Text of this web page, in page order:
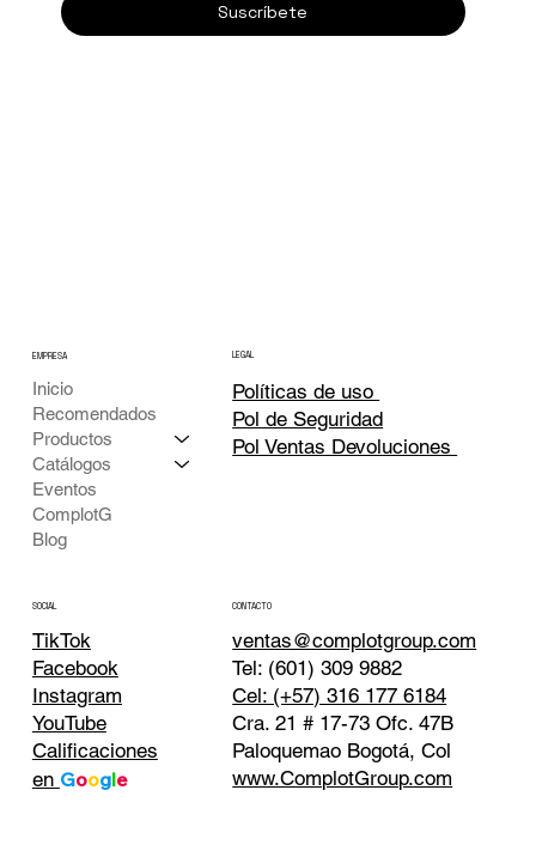
Suscríbete
EMPRESA
Inicio
Recomendados
Productos
Catálogos
Eventos
ComplotG
Blog
LEGAL
Políticas de uso
Pol de Seguridad
Pol Ventas Devoluciones
SOCIAL
TikTok
Facebook
Instagram
YouTube
Calificaciones
en Google
CONTACTO
ventas@complotgroup.com
Tel: (601) 309 9882
Cel: (+57) 316 177 6184
Cra. 21 # 17-73 Ofc. 47B
Paloquemao Bogotá, Col
www.ComplotGroup.com